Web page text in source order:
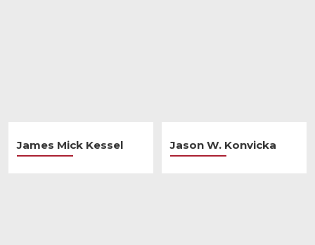
James Mick Kessel Jason W. Konvicka